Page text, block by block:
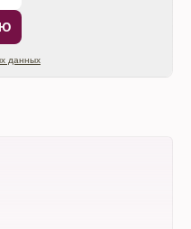
данных